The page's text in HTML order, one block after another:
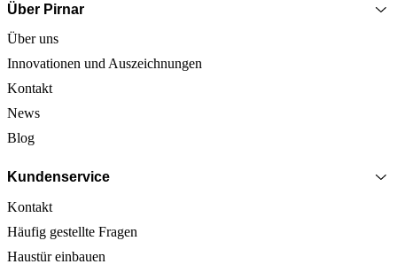
Über Pirnar
Über uns
Innovationen und Auszeichnungen
Kontakt
News
Blog
Kundenservice
Kontakt
Häufig gestellte Fragen
Haustür einbauen